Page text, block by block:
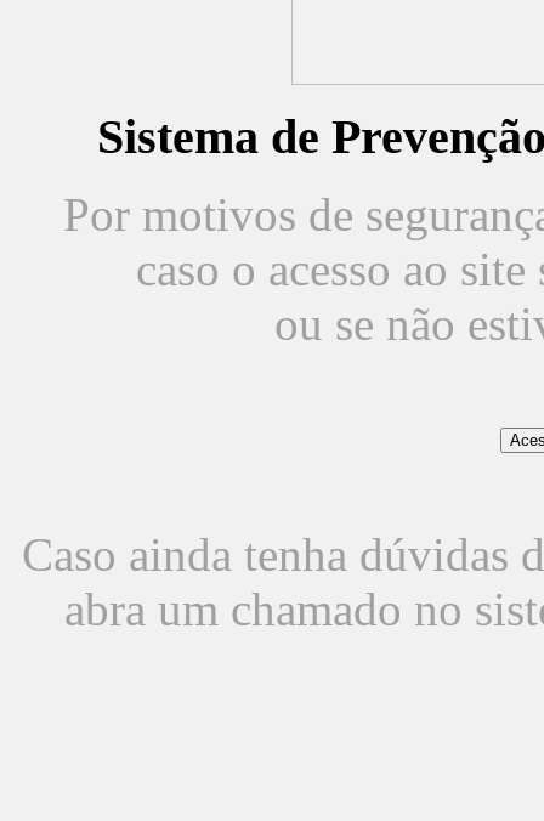
Sistema de
Por motivos de
caso o acesso ao
ou se não
Caso ainda tenha dúvidas
abra um chamado no